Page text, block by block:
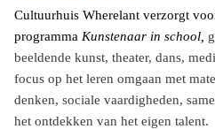
Cultuurhuis Wherelant verzorgt
programma Kunstenaar in school,
beeldende kunst, theater, dans,
focus op het leren omgaan met
denken, sociale vaardigheden,
het ontdekken van het eigen talent.